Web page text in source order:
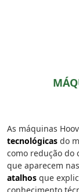
As máquinas
tecnológicas do
como redução do
que aparecem
atalhos que